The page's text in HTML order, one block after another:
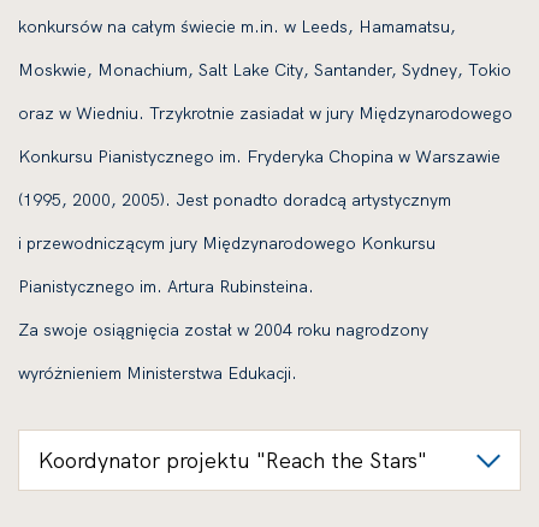
konkursów na całym świecie m.in. w Leeds, Hamamatsu,
Moskwie, Monachium, Salt Lake City, Santander, Sydney, Tokio
oraz w Wiedniu. Trzykrotnie zasiadał w jury Międzynarodowego
Konkursu Pianistycznego im. Fryderyka Chopina w Warszawie
(1995, 2000, 2005). Jest ponadto doradcą artystycznym
i przewodniczącym jury Międzynarodowego Konkursu
Pianistycznego im. Artura Rubinsteina.
Za swoje osiągnięcia został w 2004 roku nagrodzony
wyróżnieniem Ministerstwa Edukacji.
Koordynator projektu "Reach the Stars"